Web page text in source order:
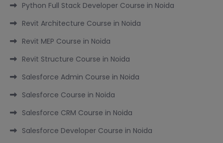
Python Full Stack Developer Course in Noida
Revit Architecture Course in Noida
Revit MEP Course in Noida
Revit Structure Course in Noida
Salesforce Admin Course in Noida
Salesforce Course in Noida
Salesforce CRM Course in Noida
Salesforce Developer Course in Noida